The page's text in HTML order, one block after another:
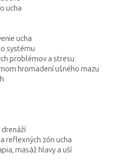
ucha
ucha
systému
problémov a stresu
hromadení ušného mazu
reflexných zón ucha
masáž hlavy a uší